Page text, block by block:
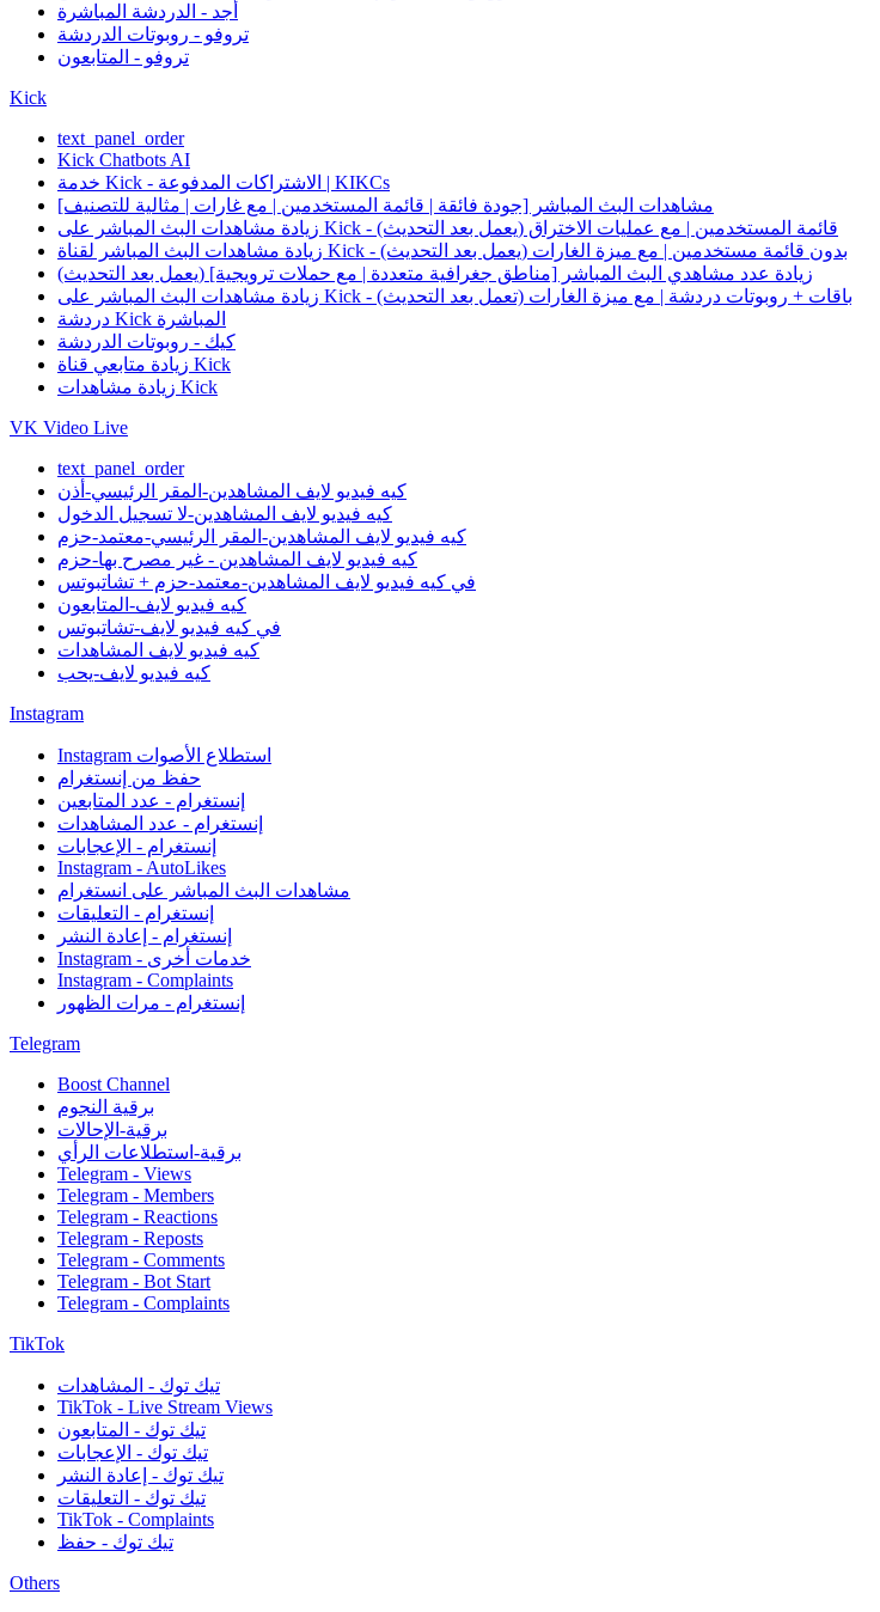
أجد - الدردشة المباشرة
تروفو - روبوتات الدردشة
تروفو - المتابعون
Kick
text_panel_order
Kick Chatbots AI
خدمة Kick - الاشتراكات المدفوعة | KIKCs
مشاهدات البث المباشر [جودة فائقة | قائمة المستخدمين | مع غارات | مثالية للتصنيف]
زيادة مشاهدات البث المباشر على Kick - قائمة المستخدمين | مع عمليات الاختراق (يعمل بعد التحديث)
زيادة مشاهدات البث المباشر لقناة Kick - بدون قائمة مستخدمين | مع ميزة الغارات (يعمل بعد التحديث)
زيادة عدد مشاهدي البث المباشر [مناطق جغرافية متعددة | مع حملات ترويجية] (يعمل بعد التحديث)
زيادة مشاهدات البث المباشر على Kick - باقات + روبوتات دردشة | مع ميزة الغارات (تعمل بعد التحديث)
دردشة Kick المباشرة
كيك - روبوتات الدردشة
زيادة متابعي قناة Kick
زيادة مشاهدات Kick
VK Video Live
text_panel_order
كيه فيديو لايف المشاهدين-المقر الرئيسي-أذن
كيه فيديو لايف المشاهدين-لا تسجيل الدخول
كيه فيديو لايف المشاهدين-المقر الرئيسي-معتمد-حزم
كيه فيديو لايف المشاهدين - غير مصرح بها-حزم
في كيه فيديو لايف المشاهدين-معتمد-حزم + تشاتبوتس
كيه فيديو لايف-المتابعون
في كيه فيديو لايف-تشاتبوتس
كيه فيديو لايف المشاهدات
كيه فيديو لايف-يحب
Instagram
Instagram استطلاع الأصوات
حفظ من إنستغرام
إنستغرام - عدد المتابعين
إنستغرام - عدد المشاهدات
إنستغرام - الإعجابات
Instagram - AutoLikes
مشاهدات البث المباشر على انستغرام
إنستغرام - التعليقات
إنستغرام - إعادة النشر
Instagram - خدمات أخرى
Instagram - Complaints
إنستغرام - مرات الظهور
Telegram
Boost Channel
برقية النجوم
برقية-الإحالات
برقية-استطلاعات الرأي
Telegram - Views
Telegram - Members
Telegram - Reactions
Telegram - Reposts
Telegram - Comments
Telegram - Bot Start
Telegram - Complaints
TikTok
تيك توك - المشاهدات
TikTok - Live Stream Views
تيك توك - المتابعون
تيك توك - الإعجابات
تيك توك - إعادة النشر
تيك توك - التعليقات
TikTok - Complaints
تيك توك - حفظ
Others